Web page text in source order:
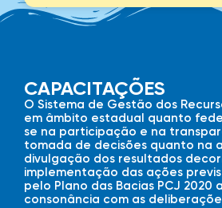
CAPACITAÇÕES
O Sistema de Gestão dos
em âmbito estadual quanto
se na participação e na
tomada de decisões quanto na
divulgação dos resultados
implementação das ações
pelo Plano das Bacias PCJ 2020
consonância com as